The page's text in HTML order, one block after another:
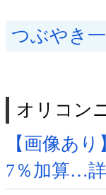
つぶやき
オリコン
【画像あ
7％加算…